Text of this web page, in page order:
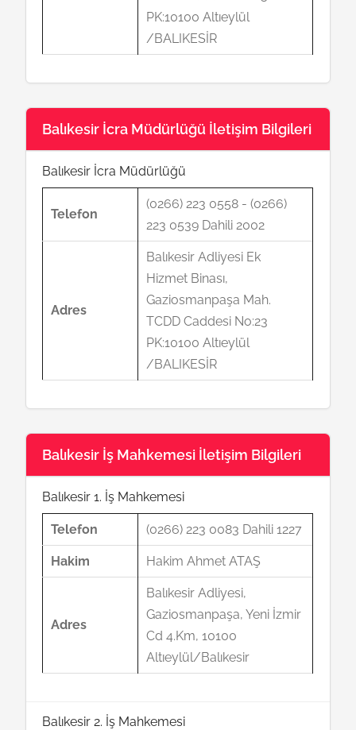
PK:10100 Altıeylül
/BALIKESİR
Balıkesir İcra Müdürlüğü İletişim Bilgileri
Balıkesir İcra Müdürlüğü
Telefon
(0266) 223 0558 - (0266)
223 0539 Dahili 2002
Adres
Balıkesir Adliyesi Ek
Hizmet Binası,
Gaziosmanpaşa Mah.
TCDD Caddesi No:23
PK:10100 Altıeylül
/BALIKESİR
Balıkesir İş Mahkemesi İletişim Bilgileri
Balıkesir 1. İş Mahkemesi
Telefon (0266) 223 0083 Dahili 1227
Hakim Hakim Ahmet ATAŞ
Adres
Balıkesir Adliyesi,
Gaziosmanpaşa, Yeni İzmir
Cd 4.Km, 10100
Altıeylül/Balıkesir
Balıkesir 2. İş Mahkemesi